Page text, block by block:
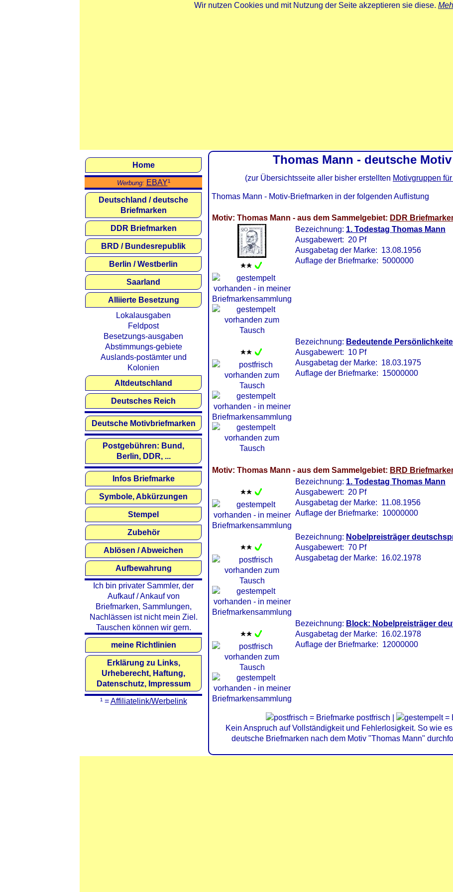
Wir nutzen Cookies und mit Nutzung der Seite akzeptieren sie diese.
Thomas Mann - deutsche
(zur Übersichtsseite aller bisher erstellten Motivgruppen
Thomas Mann - Motiv-Briefmarken in der folgenden Auflistung
Motiv: Thomas Mann - aus dem Sammelgebiet: DDR
Bezeichnung: 1. Todestag Thomas Mann
Ausgabewert: 20 Pf
Ausgabetag der Marke: 13.08.1956
Auflage der Briefmarke: 5000000
Bezeichnung: Bedeutende
Ausgabewert: 10 Pf
Ausgabetag der Marke: 18.03.1975
Auflage der Briefmarke: 15000000
Motiv: Thomas Mann - aus dem Sammelgebiet: BRD
Bezeichnung: 1. Todestag Thomas Mann
Ausgabewert: 20 Pf
Ausgabetag der Marke: 11.08.1956
Auflage der Briefmarke: 10000000
Bezeichnung: Nobelpreisträger
Ausgabewert: 70 Pf
Ausgabetag der Marke: 16.02.1978
Bezeichnung: Block: Nobelpreisträger
Ausgabetag der Marke: 16.02.1978
Auflage der Briefmarke: 12000000
= Briefmarke postfrisch |
=
Kein Anspruch auf Vollständigkeit und Fehlerlosigkeit. So wie
deutsche Briefmarken nach dem Motiv "Thomas Mann"
Home
Werbung: EBAY¹
Deutschland / deutsche
Briefmarken
DDR Briefmarken
BRD / Bundesrepublik
Berlin / Westberlin
Saarland
Alliierte Besetzung
Lokalausgaben
Feldpost
Besetzungs-ausgaben
Abstimmungs-gebiete
Auslands-postämter und
Kolonien
Altdeutschland
Deutsches Reich
Deutsche Motivbriefmarken
Postgebühren: Bund,
Berlin, DDR, ...
Infos Briefmarke
Symbole, Abkürzungen
Stempel
Zubehör
Ablösen / Abweichen
Aufbewahrung
Ich bin privater Sammler, der
Aufkauf / Ankauf von
Briefmarken, Sammlungen,
Nachlässen ist nicht mein Ziel.
Tauschen können wir gern.
meine Richtlinien
Erklärung zu Links,
Urheberecht, Haftung,
Datenschutz, Impressum
¹ =Affiliatelink/Werbelink